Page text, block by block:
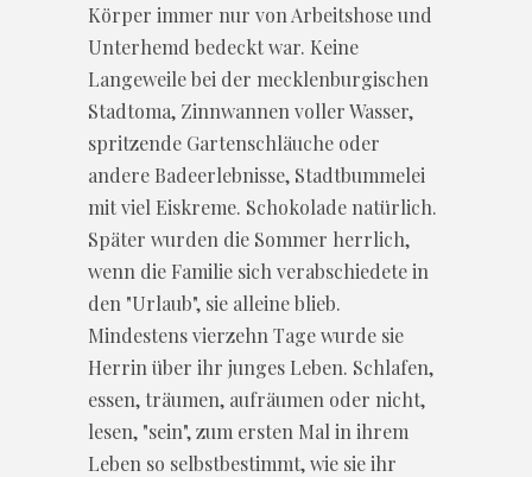
Körper immer nur von Arbeitshose und
Unterhemd bedeckt war. Keine
Langeweile bei der mecklenburgischen
Stadtoma, Zinnwannen voller Wasser,
spritzende Gartenschläuche oder
andere Badeerlebnisse, Stadtbummelei
mit viel Eiskreme. Schokolade natürlich.
Später wurden die Sommer herrlich,
wenn die Familie sich verabschiedete in
den "Urlaub", sie alleine blieb.
Mindestens vierzehn Tage wurde sie
Herrin über ihr junges Leben. Schlafen,
essen, träumen, aufräumen oder nicht,
lesen, "sein", zum ersten Mal in ihrem
Leben so selbstbestimmt, wie sie ihr